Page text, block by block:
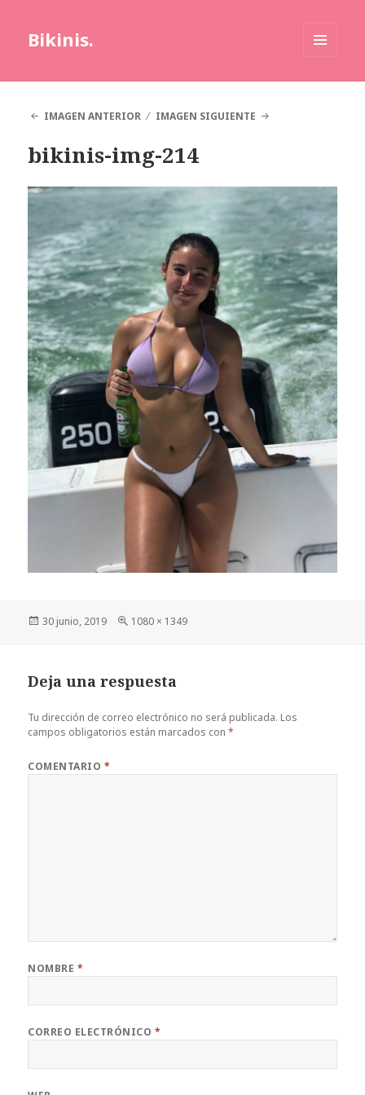
Bikinis.
IMAGEN ANTERIOR
IMAGEN SIGUIENTE
bikinis-img-214
Publicado
30 junio, 2019
Tamaño
1080 × 1349
Deja una respuesta
Tu dirección de correo electrónico no será publicada. Los
campos obligatorios están marcados con*
COMENTARIO *
NOMBRE *
CORREO ELECTRÓNICO *